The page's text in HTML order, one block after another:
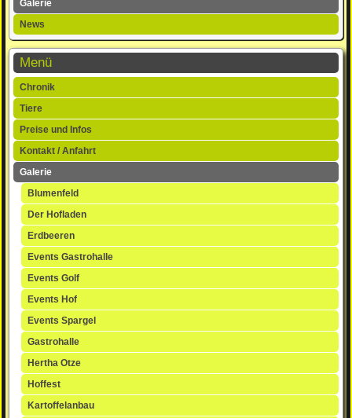
Galerie
News
Menü
Navigation
überspringen
Chronik
Tiere
Preise und Infos
Kontakt / Anfahrt
Galerie
Blumenfeld
Der Hofladen
Erdbeeren
Events Gastrohalle
Events Golf
Events Hof
Events Spargel
Gastrohalle
Hertha Otze
Hoffest
Kartoffelanbau